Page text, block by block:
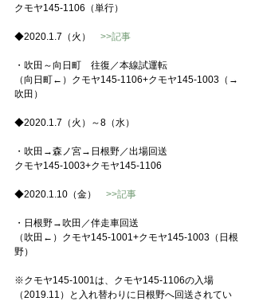
クモヤ145-1106（単行）
◆2020.1.7（火） >>記事
・吹田～向日町　往復／本線試運転
（向日町←）クモヤ145-1106+クモヤ145-1003（→
吹田）
◆2020.1.7（火）～8（水）
・吹田→森ノ宮→日根野／出場回送
クモヤ145-1003+クモヤ145-1106
◆2020.1.10（金） >>記事
・日根野→吹田／伴走車回送
（吹田←）クモヤ145-1001+クモヤ145-1003（日根
野）
※クモヤ145-1001は、クモヤ145-1106の入場
（2019.11）と入れ替わりに日根野へ回送されてい